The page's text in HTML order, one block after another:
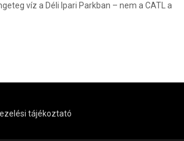
víz a Déli Ipari Parkban – nem a CATL a
tájékoztató